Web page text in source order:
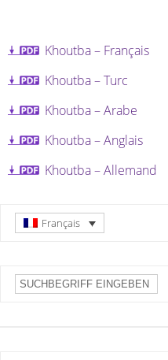
Khoutba– Français
Khoutba–Turc
Khoutba–Arabe
Khoutba– Anglais
Khoutba– Allemand
Français